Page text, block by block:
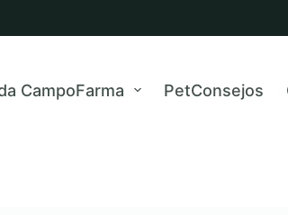
CampoFarma PetConsejos